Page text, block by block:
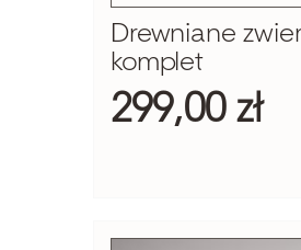
Drewniane
komplet
299,00 zł